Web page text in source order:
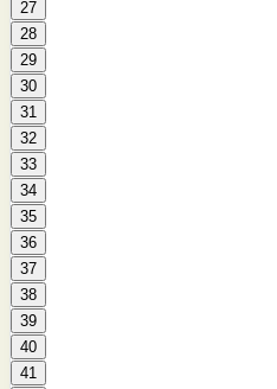
27
28
29
30
31
32
33
34
35
36
37
38
39
40
41